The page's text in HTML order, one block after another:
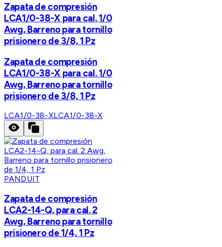
Zapata de compresión
LCA1/0-38-X para cal. 1/0
Awg, Barreno para tornillo
prisionero de 3/8, 1 Pz
Zapata de compresión
LCA1/0-38-X para cal. 1/0
Awg, Barreno para tornillo
prisionero de 3/8, 1 Pz
LCA1/0-38-XLCA1/0-38-X
PANDUIT
Zapata de compresión
LCA2-14-Q, para cal. 2
Awg, Barreno para tornillo
prisionero de 1/4, 1 Pz